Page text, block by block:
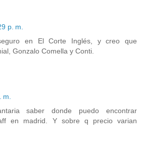
p. m.
en El Corte Inglés, y creo que
Gonzalo Comella y Conti.
saber donde puedo encontrar
en madrid. Y sobre q precio varian